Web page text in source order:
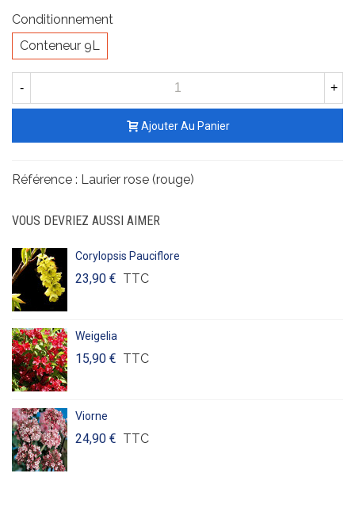
Conditionnement
Conteneur 9L
- +
Ajouter Au Panier
Référence : Laurier rose (rouge)
VOUS DEVRIEZ AUSSI AIMER
Corylopsis Pauciflore
23,90 € TTC
Weigelia
15,90 € TTC
Viorne
24,90 € TTC